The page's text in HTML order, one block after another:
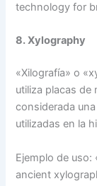
technology for
8. Xylography
«Xilografía» o
utiliza placas de
considerada
utilizadas en la
Ejemplo de uso:
ancient